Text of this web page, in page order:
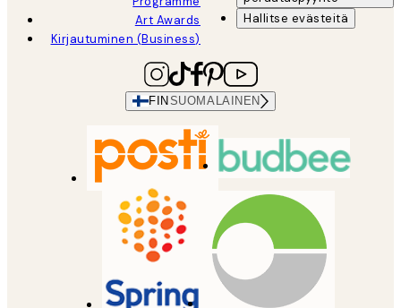
Art Awards
Kirjautuminen (Business)
Hallitse evästeitä
FIN SUOMALAINEN